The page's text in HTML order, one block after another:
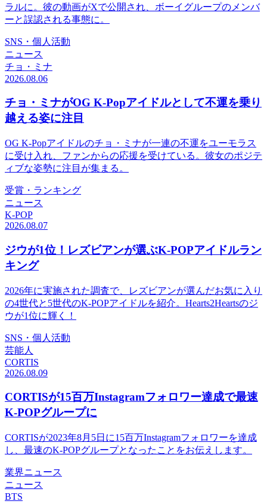
ラルに。彼の動画がXで公開され、ボーイグループのメンバ
ーと誤認される事態に。
SNS・個人活動
ニュース
チョ・ミナ
2026.08.06
チョ・ミナがOG K-Popアイドルとして不運を乗り
越える姿に注目
OG K-Popアイドルのチョ・ミナが一連の不運をユーモラス
に受け入れ、ファンからの応援を受けている。彼女のポジテ
ィブな姿勢に注目が集まる。
受賞・ランキング
ニュース
K-POP
2026.08.07
ジウが1位！レズビアンが選ぶK-POPアイドルラン
キング
2026年に実施された調査で、レズビアンが選んだお気に入り
の4世代と5世代のK-POPアイドルを紹介。Hearts2Heartsのジ
ウが1位に輝く！
SNS・個人活動
芸能人
CORTIS
2026.08.09
CORTISが15百万Instagramフォロワー達成で最速
K-POPグループに
CORTISが2023年8月5日に15百万Instagramフォロワーを達成
し、最速のK-POPグループとなったことをお伝えします。
業界ニュース
ニュース
BTS